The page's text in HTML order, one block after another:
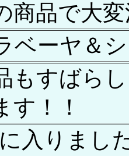
商品で大
ベーヤ＆
もすばら
す！！
入りまし